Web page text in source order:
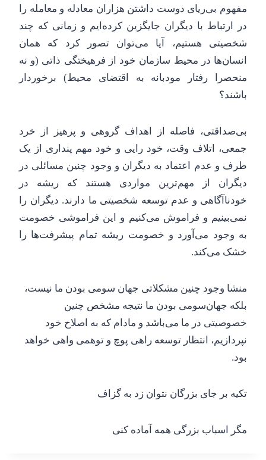
مفهوم بی‌ریای دوست داشتن هزاران معادله و معامله را
در ارتباط با دیگران جایگزین کرده‌ایم و زمانی که چند
شخصیتی هستیم، آیا می‌توان تصور کرد که همان
انسان‌ها در محیط سازمان خود از فرهیختگی ذاتی (و نه
منحصرا رفتار مودبانه به اقتضای محیط) برخوردار
باشند؟
بی‌صداقتی، فاصله از اهداف گروهی و پرهیز از خرد
جمعی، اتلاف وقت، خود رایی و خود مهم پنداری از یک
طرف و عدم اعتماد به دیگران و وجود چنین مسائلی در
دیگران از مهم‌ترین مواردی هستند که ریشه در
خودناآگاهی و عدم توسعه شخصیتی ما دارند. دیگران را
نمی‌بینیم و فراموش می‌کنیم و این فراموشی خصومت
به وجود می‌آورد و خصومت ریشه تمام پیشرفت‌ها را
خشک می‌کند.
منشا وجود چنین مشکلاتی جهان سومی بودن ما نیست،
بلکه جهان‌سومی بودن ما نتیجه مشخص چنین
خصوصیتی در ما می‌باشد و مادام که به اصلاح خود
نپردازیم، انتظار توسعه راهی پوچ و توهمی واهی خواهد
بود.
تکیه بر جای بزرگان نتوان زد به گزاف
مگر اسباب بزرگی همه آماده کنی